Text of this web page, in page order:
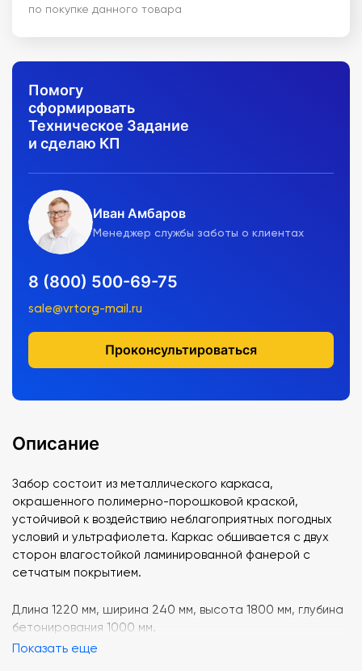
по покупке данного товара
Помогу
сформировать
Техническое Задание
и сделаю КП
Иван Амбаров
Менеджер службы заботы о клиентах
8 (800) 500-69-75
sale@vrtorg-mail.ru
Проконсультироваться
Описание
Забор состоит из металлического каркаса,
окрашенного полимерно-порошковой краской,
устойчивой к воздействию неблагоприятных погодных
условий и ультрафиолета. Каркас обшивается с двух
сторон влагостойкой ламинированной фанерой с
сетчатым покрытием.
Длина 1220 мм, ширина 240 мм, высота 1800 мм, глубина
бетонирования 1000 мм.
Показать еще